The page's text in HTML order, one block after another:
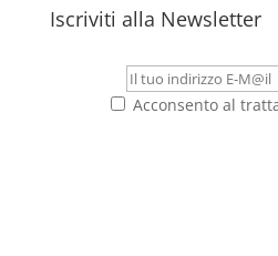
Iscriviti alla Newsletter
Acconsento al